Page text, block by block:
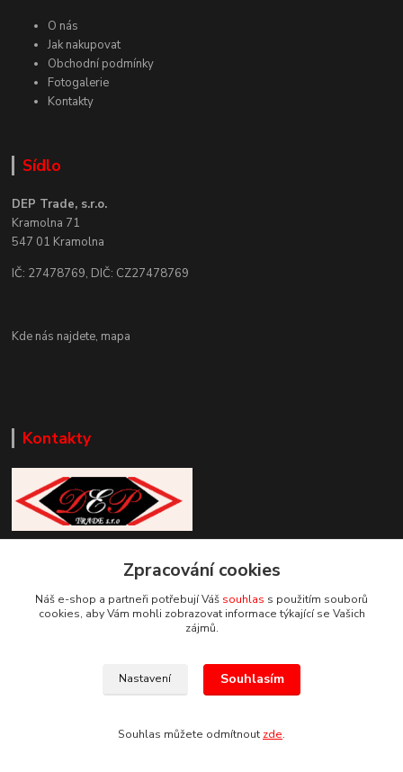
O nás
Jak nakupovat
Obchodní podmínky
Fotogalerie
Kontakty
Sídlo
DEP Trade, s.r.o.
Kramolna 71
547 01 Kramolna
IČ: 27478769, DIČ: CZ27478769
Kde nás najdete, mapa
Kontakty
+420 777 085 857
info@deptrade.cz
Zpracování cookies
Náš e-shop a partneři potřebují Váš souhlas s použitím souborů
cookies, aby Vám mohli zobrazovat informace týkající se Vašich
zájmů.
Nastavení Souhlasím
Souhlas můžete odmítnout zde.